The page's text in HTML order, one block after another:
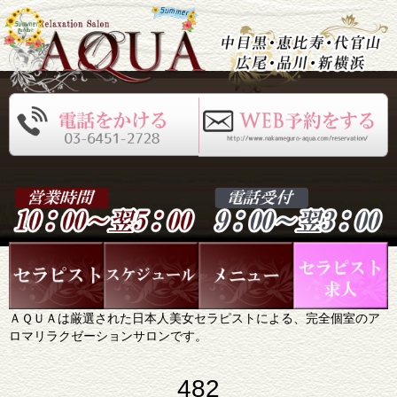
ＡＱＵＡは厳選された日本人美女セラピストによる、完全個室のア
ロマリラクゼーションサロンです。
482